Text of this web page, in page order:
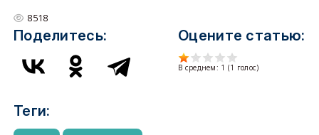
8518
Поделитесь: Оцените статью:
В среднем: 1 (1 голос)
Теги: